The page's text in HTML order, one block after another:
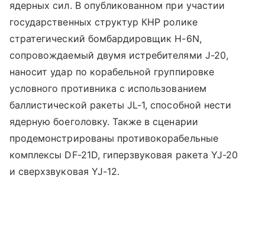
ядерных сил. В опубликованном при участии
государственных структур КНР ролике
стратегический бомбардировщик H-6N,
сопровождаемый двумя истребителями J-20,
наносит удар по корабельной группировке
условного противника с использованием
баллистической ракеты JL-1, способной нести
ядерную боеголовку. Также в сценарии
продемонстрированы противокорабельные
комплексы DF-21D, гиперзвуковая ракета YJ-20
и сверхзвуковая YJ-12.